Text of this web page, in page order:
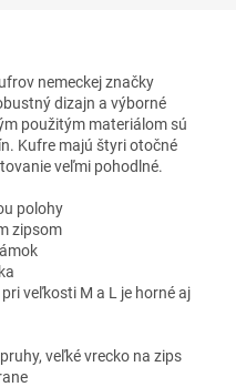
nemeckej značky
dizajn a výborné
použitým materiálom sú
Kufre majú štyri otočné
veľmi pohodlné.
polohy
zipsom
veľkosti M a L je horné aj
veľké vrecko na zips